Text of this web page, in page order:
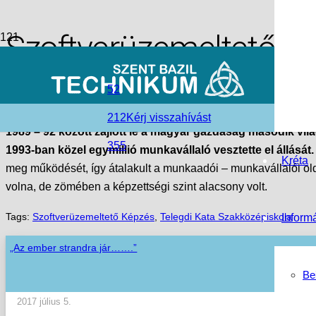
Kréta
52
212
355
Kérj visszahívást
Szoftverüzemeltető
2005-02-25
folder_openHírek
1989 – 92 között zajlott le a magyar gazdaság második
1993-ban közel egymillió munkavállaló vesztette el állását.
meg működését, így átalakult a munkaadói – munkavállalói
volna, de zömében a képzettségi szint alacsony volt.
Tags: Szoftverüzemeltető Képzés Telegdi Kata Szakközépiskola
„Az ember strandra jár…….”
2017 július 5.